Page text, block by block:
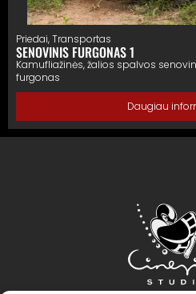
Priedai,Transportas
SENOVINIS FURGONAS 1
Kamufliažinės, žalios spalvos
furgonas
Daugiau